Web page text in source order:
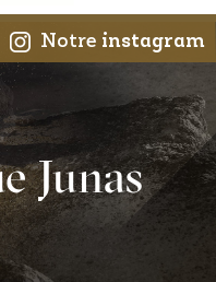
Notre instagram
Junas